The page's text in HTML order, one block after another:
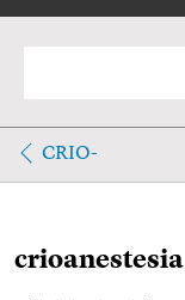
CRIO-
crioanestesia